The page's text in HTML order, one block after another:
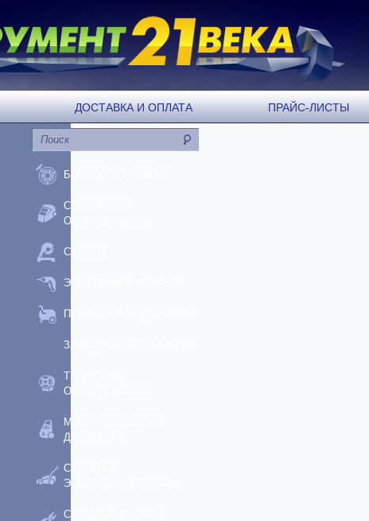
ДОСТАВКА И ОПЛАТА ПРАЙС-ЛИСТЫ
БЕНЗОИНСТРУМЕНТ
СВАРОЧНОЕ
ОБОРУДОВАНИЕ
СТАНКИ
ЭЛЕКТРОИНСТРУМЕНТ
ПНЕВМООБОРУДОВАНИЕ
ЗАРЯДНЫЕ УСТРОЙСТВА
ТЕПЛОВОЕ
ОБОРУДОВАНИЕ
МОЙКИ ВЫСОКОГО
ДАВЛЕНИЯ
САДОВЫЙ
ЭЛЕКТРОИНСТРУМЕНТ
САДОВЫЙ РУЧНОЙ